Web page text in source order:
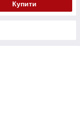
Купити